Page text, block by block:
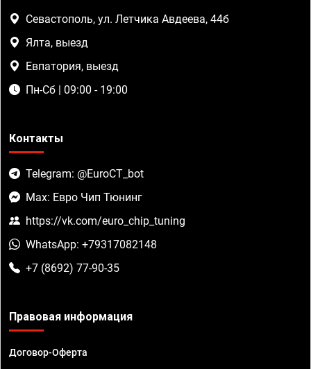
Севастополь, ул. Летчика Авдеева, 44б
Ялта, выезд
Евпатория, выезд
Пн-Сб | 09:00 - 19:00
Контакты
Telegram: @EuroCT_bot
Max: Евро Чип Тюнинг
https://vk.com/euro_chip_tuning
WhatsApp: +79317082148
+7 (8692) 77-90-35
Правовая информация
Договор-Оферта